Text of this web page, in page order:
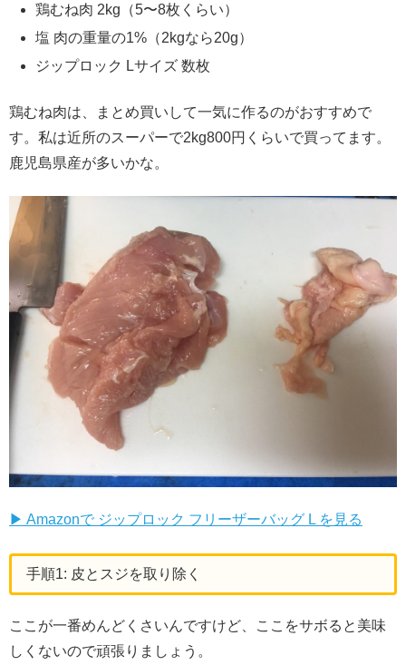
鶏むね肉 2kg（5〜8枚くらい）
塩 肉の重量の1%（2kgなら20g）
ジップロック Lサイズ 数枚
鶏むね肉は、まとめ買いして一気に作るのがおすすめで
す。私は近所のスーパーで2kg800円くらいで買ってます。
鹿児島県産が多いかな。
▶ Amazonで ジップロック フリーザーバッグ L を見る
手順1: 皮とスジを取り除く
ここが一番めんどくさいんですけど、ここをサボると美味
しくないので頑張りましょう。